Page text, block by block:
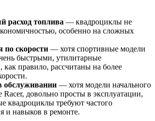
топлива — квадроциклы не
особенно на сложных
по скорости — хотя спортивные модели
быстрыми, утилитарные
как правило, рассчитаны на более
обслуживании — хотя модели начального
Racer, довольно просты в эксплуатации,
квадроциклы требуют частого
и навыков в ремонте.